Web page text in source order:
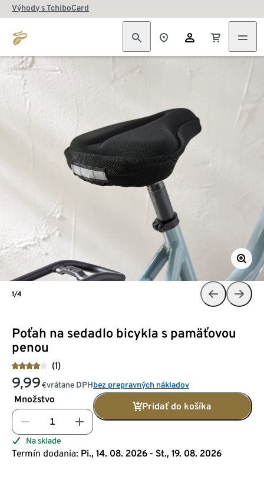
Výhody s TchiboCard
Poťah na sedadlo bicykla s pamäťovou
penou
(1)
9,99 €vrátane DPHbez prepravných nákladov
Množstvo
Pridať do košíka
Na sklade
Termín dodania: Pi., 14. 08. 2026 - St., 19. 08. 2026
1/4